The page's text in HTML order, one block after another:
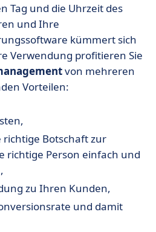
Tag und die Uhrzeit des
und Ihre
kümmert sich
Verwendung profitieren Sie
von mehreren
Vorteilen:
richtige Botschaft zur
richtige Person einfach und
zu Ihren Kunden,
und damit